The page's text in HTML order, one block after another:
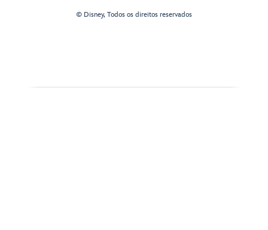
© Disney, Todos os direitos reservados